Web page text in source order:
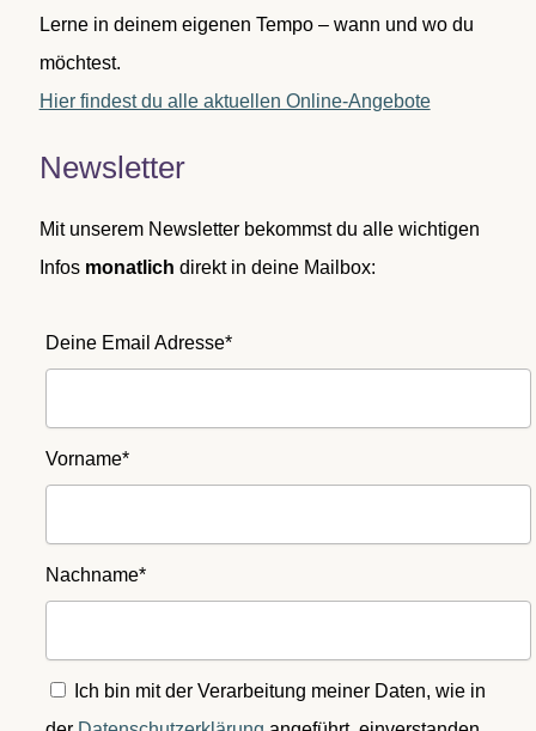
Lerne in deinem eigenen Tempo – wann und wo du
möchtest.
Hier findest du alle aktuellen Online-Angebote
Newsletter
Mit unserem Newsletter bekommst du alle wichtigen
Infos monatlich direkt in deine Mailbox:
Deine Email Adresse*
Vorname*
Nachname*
Ich bin mit der Verarbeitung meiner Daten, wie in